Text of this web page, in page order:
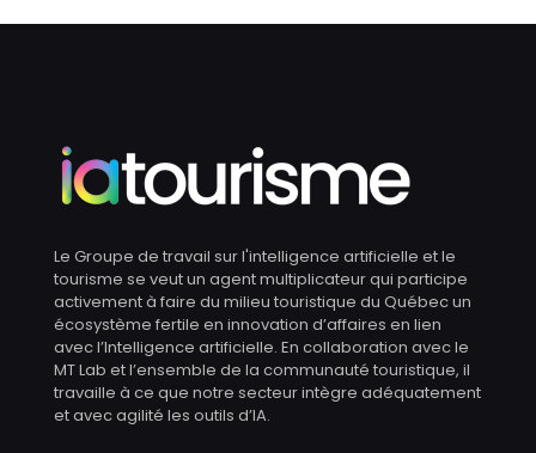
Le Groupe de travail sur l'intelligence artificielle et le
tourisme se veut un agent multiplicateur qui participe
activement à faire du milieu touristique du Québec un
écosystème fertile en innovation d’affaires en lien
avec l’Intelligence artificielle. En collaboration avec le
MT Lab et l’ensemble de la communauté touristique, il
travaille à ce que notre secteur intègre adéquatement
et avec agilité les outils d’IA.